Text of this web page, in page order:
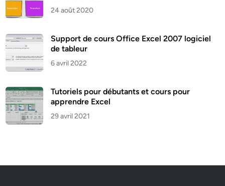
24 août 2020
Support de cours Office Excel 2007 logiciel
de tableur
6 avril 2022
Tutoriels pour débutants et cours pour
apprendre Excel
29 avril 2021